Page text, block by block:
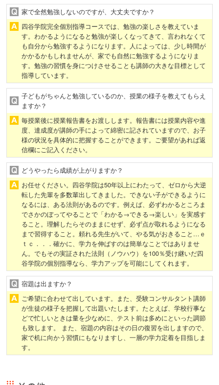
家で全然勉強しないのですが、大丈夫ですか？
四谷学院完全個別指導コースでは、勉強の楽しさを教えていま
す。わかるようになると勉強が楽しくなってきて、言われなくて
も自分から勉強するようになります。人によっては、少し時間が
かかるかもしれませんが、家でも自然に勉強するようになりま
す。勉強の習慣を身につけさせることも講師の大きな目標として
指導しています。
子どもがちゃんと勉強しているのか、授業の様子を教えてもらえ
ますか？
毎授業後に授業報告書をお渡しします。報告書には授業内容や進
度、達成度が講師の手によって綿密に記されていますので、お子
様の状況を具体的に把握することができます。ご要望があれば返
信欄にご記入ください。
どうやったら成績が上がりますか？
お任せください。四谷学院は50年以上にわたって、ゼロから大逆
転した先輩を多数輩出してきました。できない子ができるように
なるには、ある法則があるのです。例えば、必ずわかるところま
でさかのぼってやることで「わかる→できる→楽しい」を実感す
ること。理解したらそのままにせず、必ず点が取れるようになる
まで習得すること。頼れる先生がいて、やる気がおきること…ｅ
ｔｃ．．．確かに、学力を伸ばすのは簡単なことではありませ
ん。でもその実証された法則（ノウハウ）を100％受け継いだ四
谷学院の個別指導なら、学力アップを可能にしてくれます。
宿題は出ますか？
ご希望に合わせて出しています。また、受験コンサルタント講師
が生徒の様子を把握して出題いたします。たとえば、学校行事な
どで忙しいときは量を少なめに、テスト前は多めにといった調節
も致します。 また、宿題の内容はその日の復習を出しますので、
家で机に向かう習慣にもなりますし、一層の学力定着を目指しま
す。